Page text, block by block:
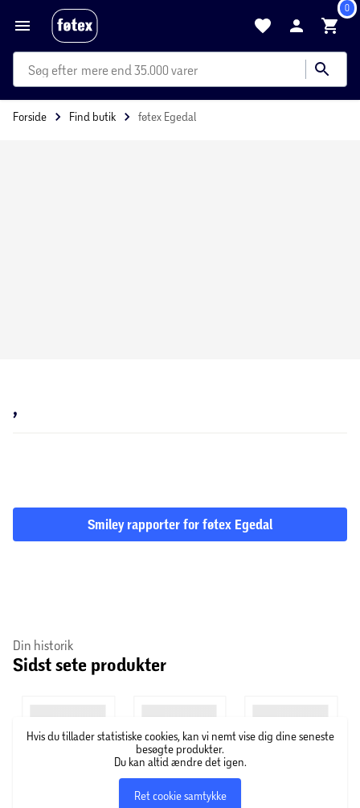
0
mere end 35.000 varer
Forside Find butik føtex Egedal
,
Smiley rapporter for føtex Egedal
Din historik
Sidst sete produkter
Hvis du tillader statistiske cookies, kan vi nemt vise dig dine seneste
besøgte produkter.
Du kan altid ændre det igen.
Ret cookie samtykke